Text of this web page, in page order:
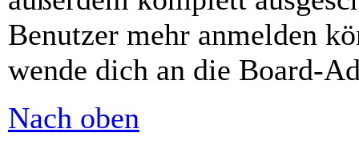
Benutzer mehr anmelden
wende dich an die Board-
Nach oben